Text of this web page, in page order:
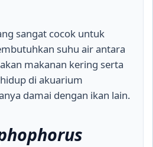
sangat cocok untuk
suhu air antara
makanan kering serta
di akuarium
damai dengan ikan lain.